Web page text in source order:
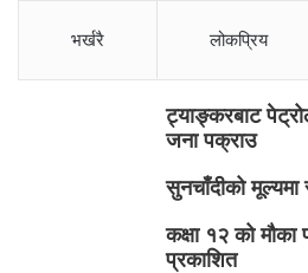
भर्खरै लोकप्रिय
ट्याङ्करबाट
जना पक्राउ
सुनचाँदीको मूल्यमा
कक्षा १२ को मौका
प्रकाशित